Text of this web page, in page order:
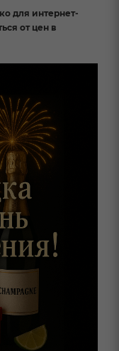
для интернет-
от цен в